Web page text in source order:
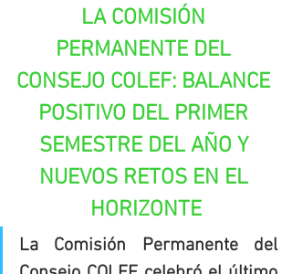
LA COMISIÓN
PERMANENTE DEL
CONSEJO COLEF: BALANCE
POSITIVO DEL PRIMER
SEMESTRE DEL AÑO Y
NUEVOS RETOS EN EL
HORIZONTE
La Comisión Permanente del